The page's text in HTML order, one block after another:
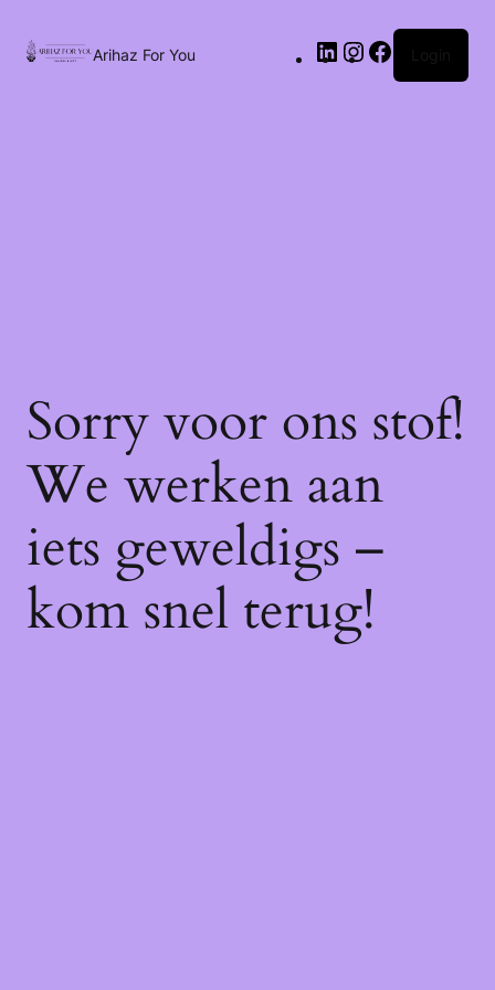
Arihaz For You Login
Sorry voor ons stof!
We werken aan
iets geweldigs –
kom snel terug!